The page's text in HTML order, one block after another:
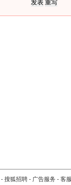
- 搜狐招聘 - 广告服务 - 客